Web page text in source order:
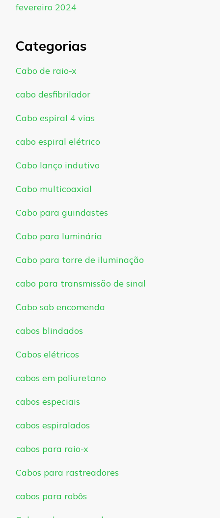
fevereiro 2024
Categorias
Cabo de raio-x
cabo desfibrilador
Cabo espiral 4 vias
cabo espiral elétrico
Cabo lanço indutivo
Cabo multicoaxial
Cabo para guindastes
Cabo para luminária
Cabo para torre de iluminação
cabo para transmissão de sinal
Cabo sob encomenda
cabos blindados
Cabos elétricos
cabos em poliuretano
cabos especiais
cabos espiralados
cabos para raio-x
Cabos para rastreadores
cabos para robôs